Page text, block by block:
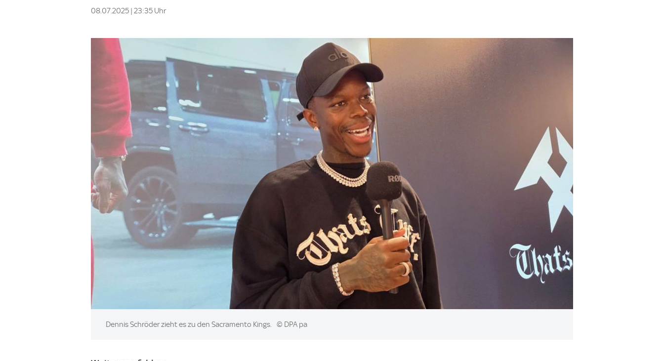
08.07.2025 | 23:35 Uhr
Image:
Dennis Schröder zieht es zu den Sacramento Kings. © DPA pa